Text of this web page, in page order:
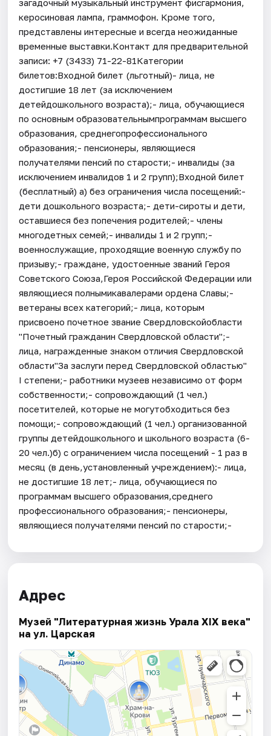
загадочный музыкальный инструмент фисгармония,
керосиновая лампа, граммофон. Кроме того,
представлены интересные и всегда неожиданные
временные выставки.Контакт для предварительной
записи: +7 (3433) 71-22-81Категории
билетов:Входной билет (льготный)- лица, не
достигшие 18 лет (за исключением
детейдошкольного возраста);- лица, обучающиеся
по основным образовательнымпрограммам высшего
образования, среднегопрофессионального
образования;- пенсионеры, являющиеся
получателями пенсий по старости;- инвалиды (за
исключением инвалидов 1 и 2 групп);Входной билет
(бесплатный) а) без ограничения числа посещений:-
дети дошкольного возраста;- дети-сироты и дети,
оставшиеся без попечения родителей;- члены
многодетных семей;- инвалиды 1 и 2 групп;-
военнослужащие, проходящие военную службу по
призыву;- граждане, удостоенные званий Героя
Советского Союза,Героя Российской Федерации или
являющиеся полнымикавалерами ордена Славы;-
ветераны всех категорий;- лица, которым
присвоено почетное звание Свердловскойобласти
"Почетный гражданин Свердловской области";-
лица, награжденные знаком отличия Свердловской
области"За заслуги перед Свердловской областью"
I степени;- работники музеев независимо от форм
собственности;- сопровождающий (1 чел.)
посетителей, которые не могутобходиться без
помощи;- сопровождающий (1 чел.) организованной
группы детейдошкольного и школьного возраста (6-
20 чел.)б) с ограничением числа посещений - 1 раз в
месяц (в день,установленный учреждением):- лица,
не достигшие 18 лет;- лица, обучающиеся по
программам высшего образования,среднего
профессионального образования;- пенсионеры,
являющиеся получателями пенсий по старости;-
Адрес
Музей "Литературная жизнь Урала XIX века"
на ул. Царская